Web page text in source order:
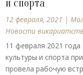
и спорта
12 февраля, 2021 |
Новости
11 февраля 2021
культуры и спорта
провела рабочую